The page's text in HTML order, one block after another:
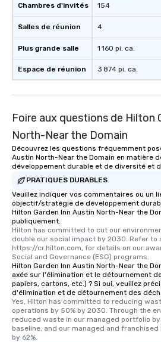
Chambres d'invités
Salles de réunion
Plus grande salle
Espace de réunion
154
4
1 160 pi. ca.
3 874 pi. ca.
Foire aux questions de Hilton
North-Near the Domain
Découvrez les questions fréquemment
Austin North-Near the Domain en matière
développement durable et de diversité et
PRATIQUES DURABLES
Veuillez indiquer vos commentaires ou un
objectif/stratégie de développement
Hilton Garden Inn Austin North-Near the
publiquement.
Hilton has committed to cut our
double our social impact by 2030. Refer to
https://cr.hilton.com, for details on our
Social and Governance (ESG) programs.
Hilton Garden Inn Austin North-Near the
axée sur l'élimination et le détournement
papiers, cartons, etc.) ? Si oui, veuillez
d'élimination et de détournement des
Yes, Hilton has committed to reducing
operations by 50% by 2030. Through the
reduced waste in our managed portfolio by
baseline, and our managed and
by 62%.